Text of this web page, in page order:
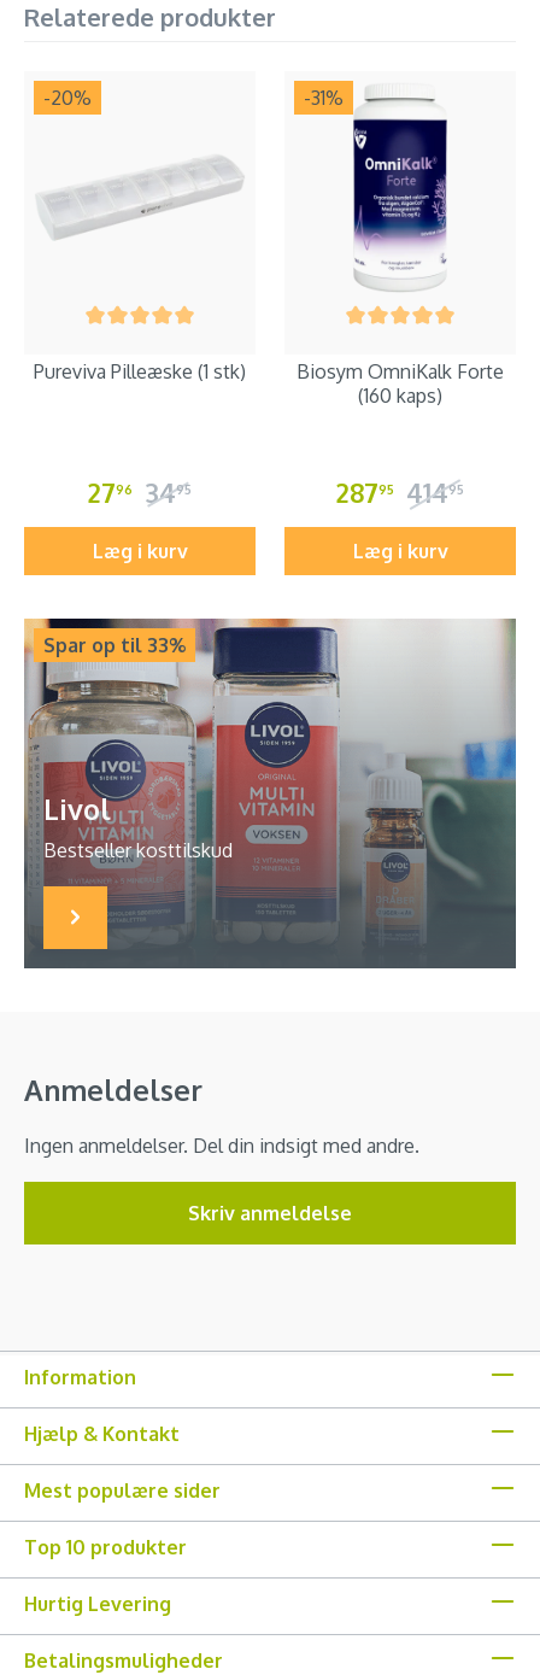
Relaterede produkter
-20%
Pureviva Pilleæske (1 stk)
2796 3495
Læg i kurv
-31%
Biosym OmniKalk Forte
(160 kaps)
28795 41495
Læg i kurv
Spar op til 33%
Livol
Bestseller kosttilskud
Anmeldelser
Ingen anmeldelser. Del din indsigt med andre.
Skriv anmeldelse
Information
Hjælp & Kontakt
Mest populære sider
Top 10 produkter
Hurtig Levering
Betalingsmuligheder